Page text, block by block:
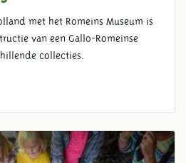
met het Romeins Museum is
van een Gallo-Romeinse
collecties.